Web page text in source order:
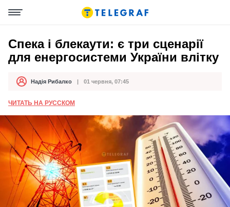
Спека і блекаути: є три сценарії
для енергосистеми України влітку
АвторНадія Рибалко
Дата публікації 01 червня, 07:45
ЧИТАТЬ НА РУССКОМ